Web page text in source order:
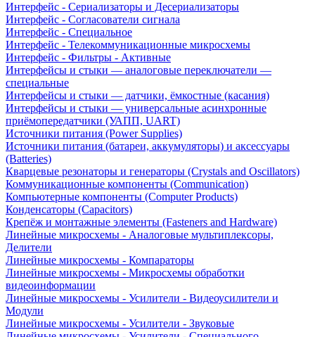
Интерфейс - Сериализаторы и Десериализаторы
Интерфейс - Согласователи сигнала
Интерфейс - Специальное
Интерфейс - Телекоммуникационные микросхемы
Интерфейс - Фильтры - Активные
Интерфейсы и стыки — аналоговые переключатели —
специальные
Интерфейсы и стыки — датчики, ёмкостные (касания)
Интерфейсы и стыки — универсальные асинхронные
приёмопередатчики (УАПП, UART)
Источники питания (Power Supplies)
Источники питания (батареи, аккумуляторы) и аксессуары
(Batteries)
Кварцевые резонаторы и генераторы (Crystals and Oscillators)
Коммуникационные компоненты (Communication)
Компьютерные компоненты (Computer Products)
Конденсаторы (Capacitors)
Крепёж и монтажные элементы (Fasteners and Hardware)
Линейные микросхемы - Аналоговые мультиплексоры,
Делители
Линейные микросхемы - Компараторы
Линейные микросхемы - Микросхемы обработки
видеоинформации
Линейные микросхемы - Усилители - Видеоусилители и
Модули
Линейные микросхемы - Усилители - Звуковые